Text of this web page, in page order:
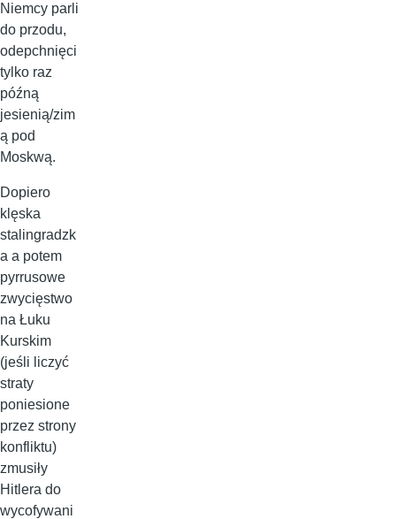
Niemcy parli
do przodu,
odepchnięci
tylko raz
późną
jesienią/zim
ą pod
Moskwą.
Dopiero
klęska
stalingradzk
a a potem
pyrrusowe
zwycięstwo
na Łuku
Kurskim
(jeśli liczyć
straty
poniesione
przez strony
konfliktu)
zmusiły
Hitlera do
wycofywani